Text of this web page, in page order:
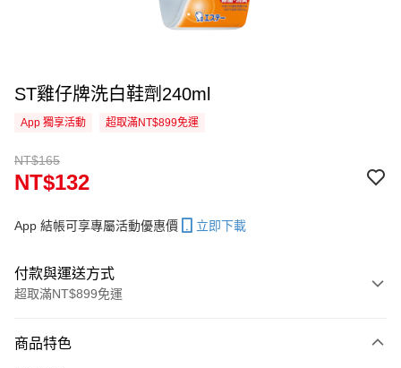
ST雞仔牌洗白鞋劑240ml
App 獨享活動 超取滿NT$899免運
NT$165
NT$132
App 結帳可享專屬活動優惠價 立即下載
付款與運送方式
超取滿NT$899免運
信用卡一次付款
商品特色